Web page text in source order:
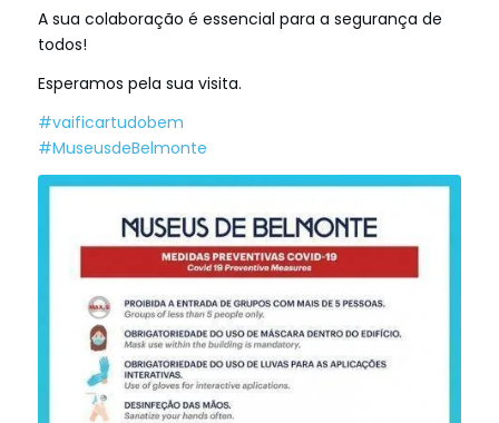
A sua colaboração é essencial para a segurança de
todos!
Esperamos pela sua visita.
#vaificartudobem
#MuseusdeBelmonte